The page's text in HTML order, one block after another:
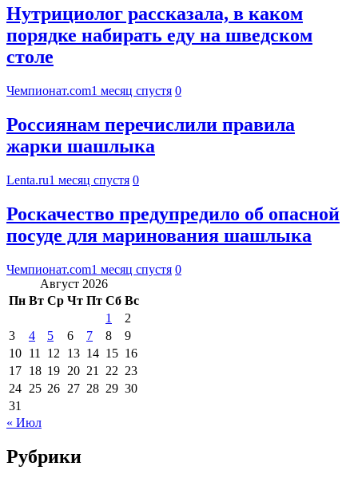
Нутрициолог рассказала, в каком
порядке набирать еду на шведском
столе
Чемпионат.com1 месяц спустя 0
Россиянам перечислили правила
жарки шашлыка
Lenta.ru1 месяц спустя 0
Роскачество предупредило об опасной
посуде для маринования шашлыка
Чемпионат.com1 месяц спустя 0
Август 2026
Пн Вт Ср Чт Пт Сб Вс
1
2
3
4 5 6 7 8
9
10 11 12 13 14 15 16
17 18 19 20 21 22 23
24 25 26 27 28 29 30
31
« Июл
Рубрики